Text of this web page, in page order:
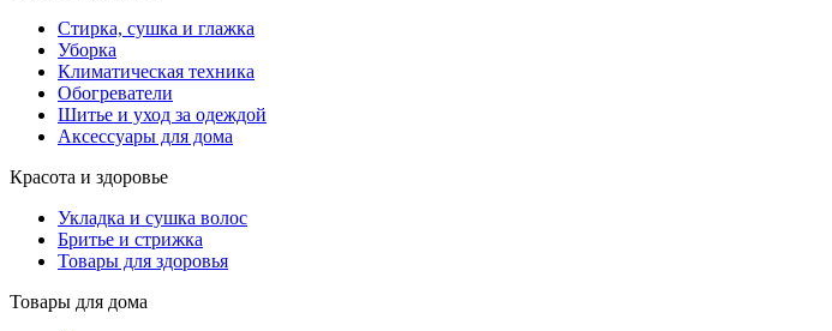
Стирка, сушка и глажка
Уборка
Климатическая техника
Обогреватели
Шитье и уход за одеждой
Аксессуары для дома
Красота и здоровье
Укладка и сушка волос
Бритье и стрижка
Товары для здоровья
Товары для дома